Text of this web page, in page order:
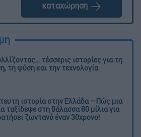
καταχώρηση
τέσσερις ιστορίες για τη
τη φύση και την τεχνολογία
ιστορία στην Ελλάδα – Πώς μια
ταξίδεψε στη θάλασσα 80 μίλια για
ζωντανό έναν 30χρονο!